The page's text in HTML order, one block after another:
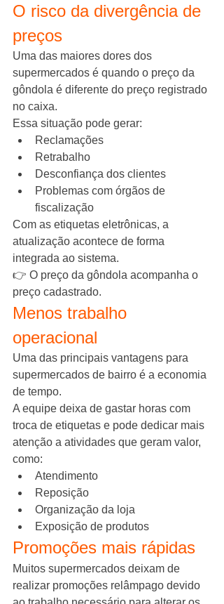
O risco da divergência de
preços
Uma das maiores dores dos
supermercados é quando o preço da
gôndola é diferente do preço registrado
no caixa.
Essa situação pode gerar:
Reclamações
Retrabalho
Desconfiança dos clientes
Problemas com órgãos de
fiscalização
Com as etiquetas eletrônicas, a
atualização acontece de forma
integrada ao sistema.
👉 O preço da gôndola acompanha o
preço cadastrado.
Menos trabalho
operacional
Uma das principais vantagens para
supermercados de bairro é a economia
de tempo.
A equipe deixa de gastar horas com
troca de etiquetas e pode dedicar mais
atenção a atividades que geram valor,
como:
Atendimento
Reposição
Organização da loja
Exposição de produtos
Promoções mais rápidas
Muitos supermercados deixam de
realizar promoções relâmpago devido